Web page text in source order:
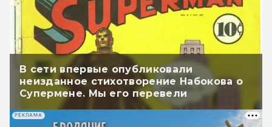
В сети впервые опубликовали
неизданное стихотворение Набокова о
Супермене. Мы его перевели
РЕКЛАМА